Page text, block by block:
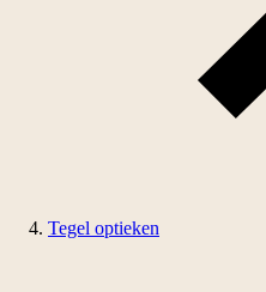
Tegel optieken